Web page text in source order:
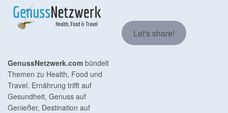
GenussNetzwerk.com bündelt
Themen zu Health, Food und
Travel. Ernährung trifft auf
Gesundheit, Genuss auf
Genießer, Destination auf
Let's share!